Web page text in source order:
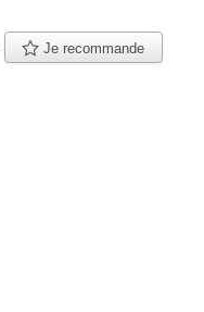
Je recommande